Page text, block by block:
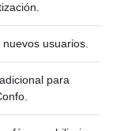
usuarios.
para